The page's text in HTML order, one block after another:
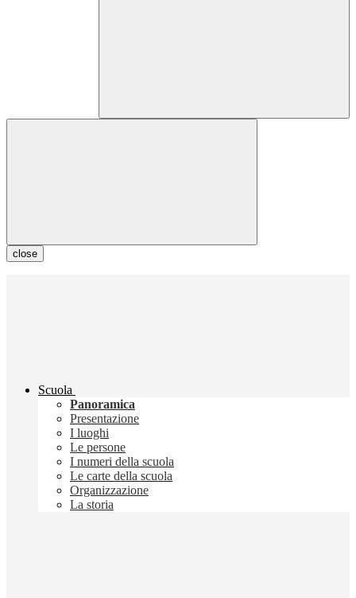
close
Scuola
Panoramica
Presentazione
I luoghi
Le persone
I numeri della scuola
Le carte della scuola
Organizzazione
La storia